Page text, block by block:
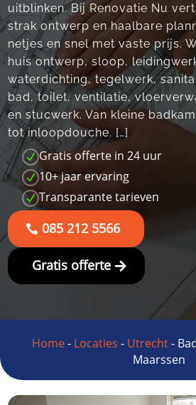
uitblinken.​ Bij Renovatie Nu
strak ontwerp en haalbare
netjes en snel met vaste prijs.​
huis ontwerp, sloop,
waterdichting, tegelwerk,
bad, toilet, ventilatie,
en stucwerk.​ Van kleine
tot inloopdouche.​ […]
N Gratis offerte in 24 uur
N 10+ jaar ervaring
N Transparante tarieven
085 212 5566
Gratis offerte
Home- Locaties - Utrecht-
Maarssen